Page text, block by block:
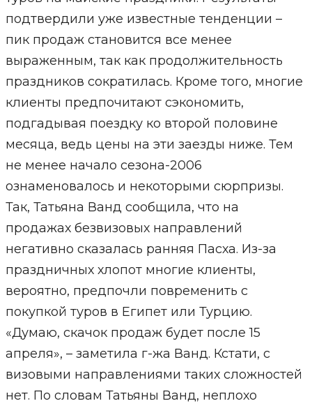
подтвердили уже известные тенденции –
пик продаж становится все менее
выраженным, так как продолжительность
праздников сократилась. Кроме того, многие
клиенты предпочитают сэкономить,
подгадывая поездку ко второй половине
месяца, ведь цены на эти заезды ниже. Тем
не менее начало сезона-2006
ознаменовалось и некоторыми сюрпризы.
Так, Татьяна Ванд сообщила, что на
продажах безвизовых направлений
негативно сказалась ранняя Пасха. Из-за
праздничных хлопот многие клиенты,
вероятно, предпочли повременить с
покупкой туров в Египет или Турцию.
«Думаю, скачок продаж будет после 15
апреля», – заметила г-жа Ванд. Кстати, с
визовыми направлениями таких сложностей
нет. По словам Татьяны Ванд, неплохо